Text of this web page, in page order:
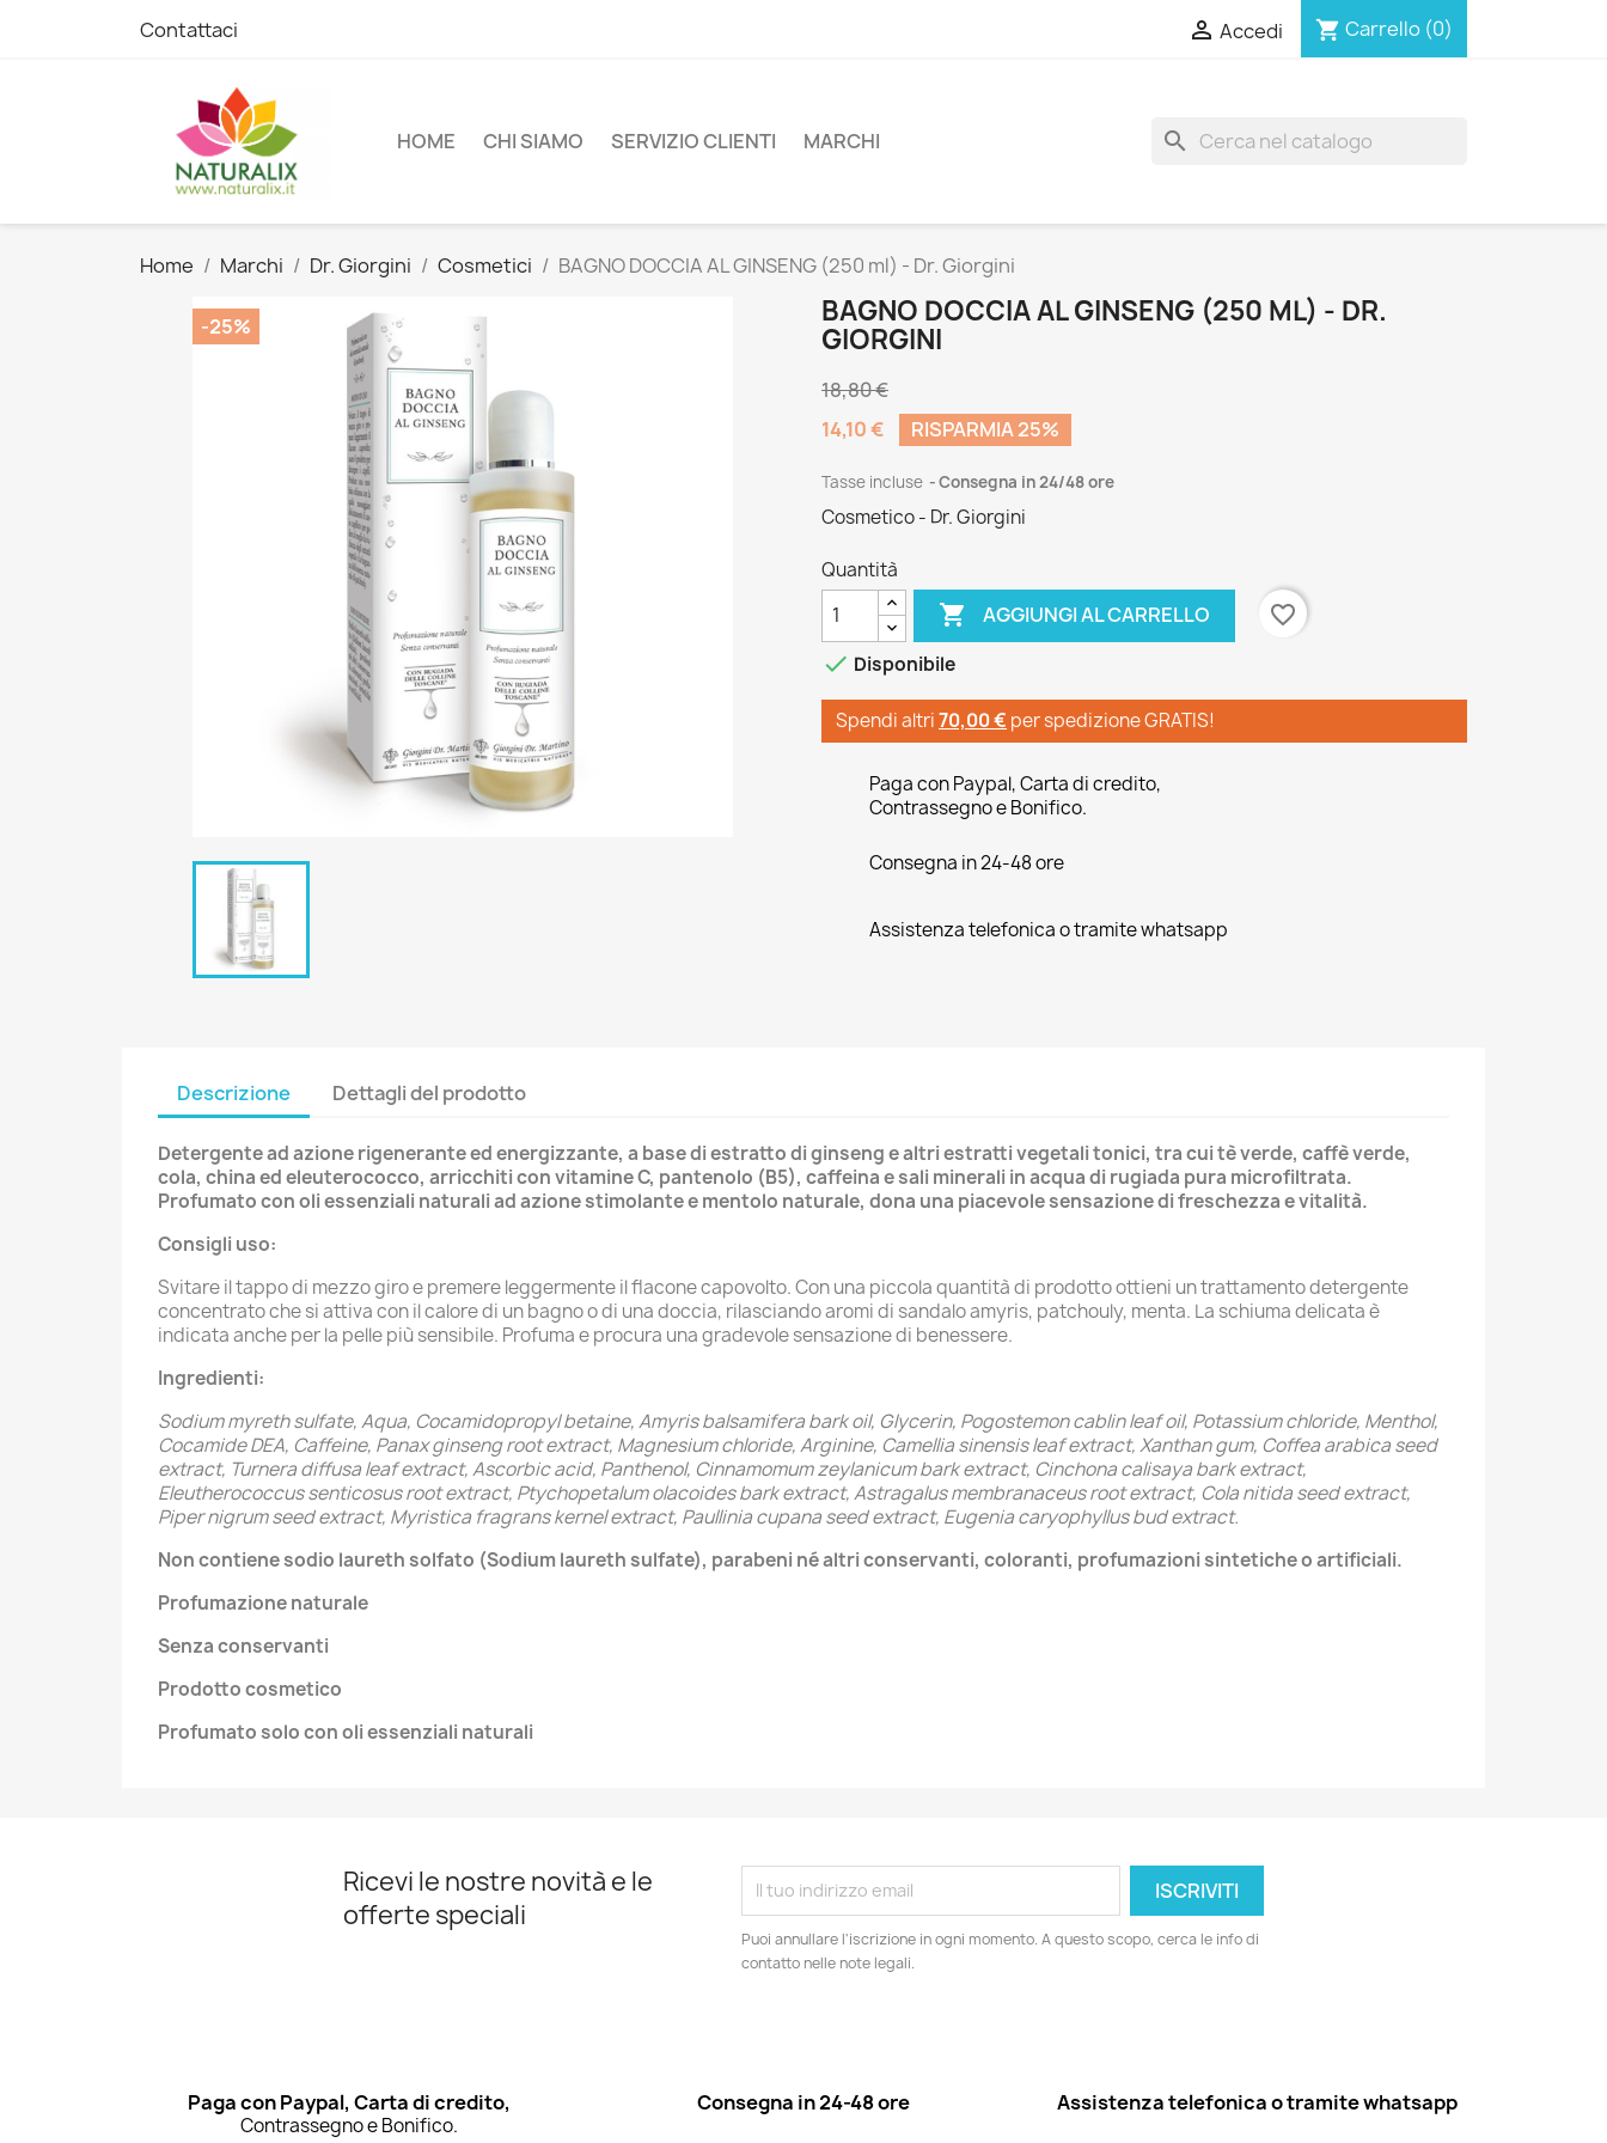
Contattaci  Accedi shopping_cart Carrello (0)
HOME CHI SIAMO SERVIZIO CLIENTI MARCHI search
Home Marchi Dr. Giorgini Cosmetici BAGNO DOCCIA AL GINSENG (250 ml) - Dr. Giorgini
-25%
BAGNO DOCCIA AL GINSENG (250 ML) - DR.
GIORGINI
18,80 €
14,10 €
RISPARMIA 25%
Tasse incluse Consegna in 24/48 ore
Cosmetico - Dr. Giorgini
Quantità
 AGGIUNGI AL CARRELLO
favorite_border
 Disponibile
Spendi altri70,00 € per spedizione GRATIS!
Paga con Paypal, Carta di credito,
Contrassegno e Bonifico.
Consegna in 24-48 ore
Assistenza telefonica o tramite whatsapp
Descrizione Dettagli del prodotto
Detergente ad azione rigenerante ed energizzante, a base di estratto di ginseng e altri estratti vegetali tonici, tra cui tè verde, caffè verde,
cola, china ed eleuterococco, arricchiti con vitamine C, pantenolo (B5), caffeina e sali minerali in acqua di rugiada pura microfiltrata.
Profumato con oli essenziali naturali ad azione stimolante e mentolo naturale, dona una piacevole sensazione di freschezza e vitalità.
Consigli uso:
Svitare il tappo di mezzo giro e premere leggermente il flacone capovolto. Con una piccola quantità di prodotto ottieni un trattamento detergente
concentrato che si attiva con il calore di un bagno o di una doccia, rilasciando aromi di sandalo amyris, patchouly, menta. La schiuma delicata è
indicata anche per la pelle più sensibile. Profuma e procura una gradevole sensazione di benessere.
Ingredienti:
Sodium myreth sulfate, Aqua, Cocamidopropyl betaine, Amyris balsamifera bark oil, Glycerin, Pogostemon cablin leaf oil, Potassium chloride, Menthol,
Cocamide DEA, Caffeine, Panax ginseng root extract, Magnesium chloride, Arginine, Camellia sinensis leaf extract, Xanthan gum, Coffea arabica seed
extract, Turnera diffusa leaf extract, Ascorbic acid, Panthenol, Cinnamomum zeylanicum bark extract, Cinchona calisaya bark extract,
Eleutherococcus senticosus root extract, Ptychopetalum olacoides bark extract, Astragalus membranaceus root extract, Cola nitida seed extract,
Piper nigrum seed extract, Myristica fragrans kernel extract, Paullinia cupana seed extract, Eugenia caryophyllus bud extract.
Non contiene sodio laureth solfato (Sodium laureth sulfate), parabeni né altri conservanti, coloranti, profumazioni sintetiche o artificiali.
Profumazione naturale
Senza conservanti
Prodotto cosmetico
Profumato solo con oli essenziali naturali
Ricevi le nostre novità e le
offerte speciali
Puoi annullare l'iscrizione in ogni momento. A questo scopo, cerca le info di
contatto nelle note legali.
Paga con Paypal, Carta di credito,
Contrassegno e Bonifico.
Consegna in 24-48 ore Assistenza telefonica o tramite whatsapp